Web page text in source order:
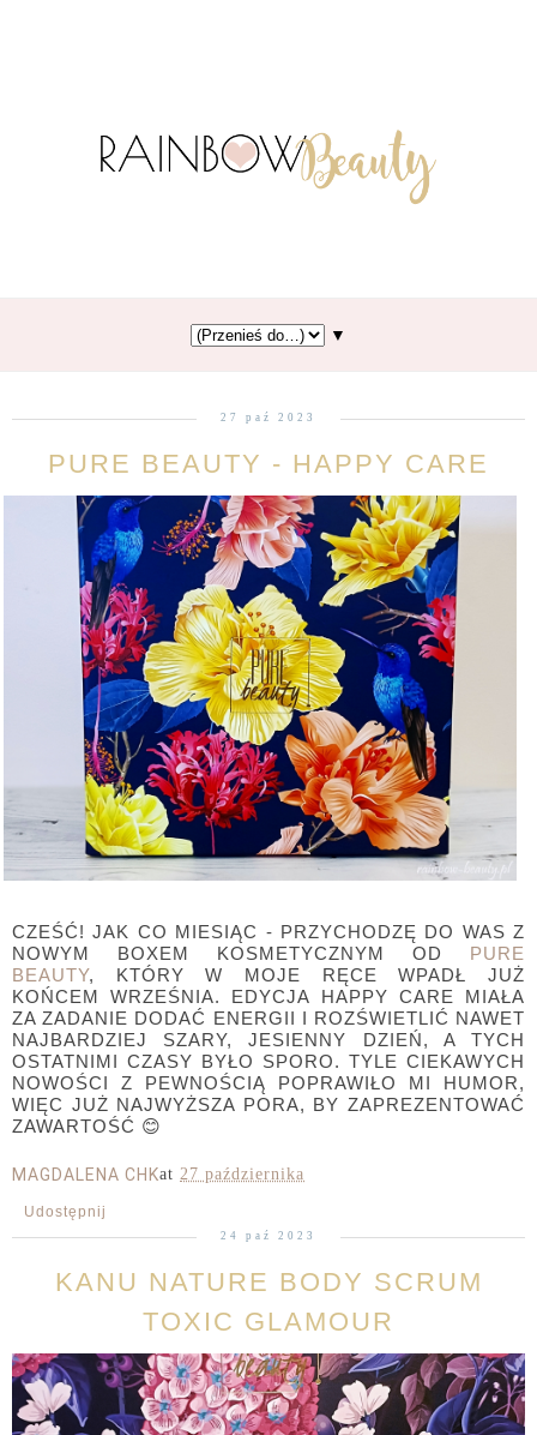
▼
27 paź 2023
PURE BEAUTY - HAPPY CARE
CZEŚĆ! JAK CO MIESIĄC - PRZYCHODZĘ DO WAS Z
NOWYM BOXEM KOSMETYCZNYM OD PURE
BEAUTY, KTÓRY W MOJE RĘCE WPADŁ JUŻ
KOŃCEM WRZEŚNIA. EDYCJA HAPPY CARE MIAŁA
ZA ZADANIE DODAĆ ENERGII I ROZŚWIETLIĆ NAWET
NAJBARDZIEJ SZARY, JESIENNY DZIEŃ, A TYCH
OSTATNIMI CZASY BYŁO SPORO. TYLE CIEKAWYCH
NOWOŚCI Z PEWNOŚCIĄ POPRAWIŁO MI HUMOR,
WIĘC JUŻ NAJWYŻSZA PORA, BY ZAPREZENTOWAĆ
ZAWARTOŚĆ 😊
MAGDALENA CHKat 27 października
Udostępnij
24 paź 2023
KANU NATURE BODY SCRUM
TOXIC GLAMOUR